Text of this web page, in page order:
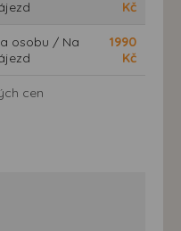
Kč
osobu / Na
1990
Kč
cen